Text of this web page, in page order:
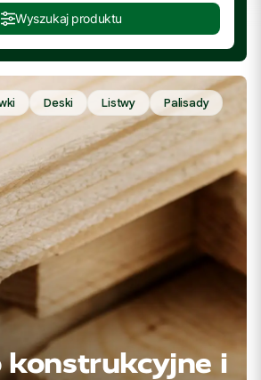
konstrukcyjne i
Deski Listwy Palisady
Wyszukaj produktu